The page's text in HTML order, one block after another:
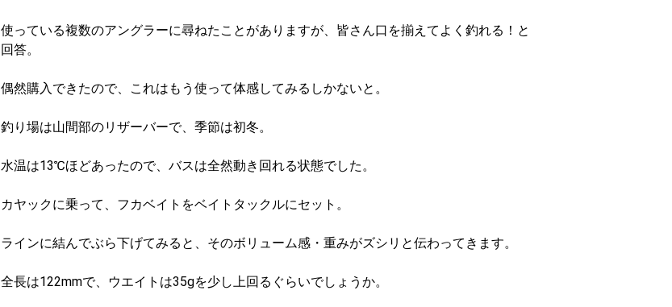
使っている複数のアングラーに尋ねたことがありますが、皆さん口を揃えてよく釣れる！と
回答。
偶然購入できたので、これはもう使って体感してみるしかないと。
釣り場は山間部のリザーバーで、季節は初冬。
水温は13℃ほどあったので、バスは全然動き回れる状態でした。
カヤックに乗って、フカベイトをベイトタックルにセット。
ラインに結んでぶら下げてみると、そのボリューム感・重みがズシリと伝わってきます。
全長は122mmで、ウエイトは35gを少し上回るぐらいでしょうか。